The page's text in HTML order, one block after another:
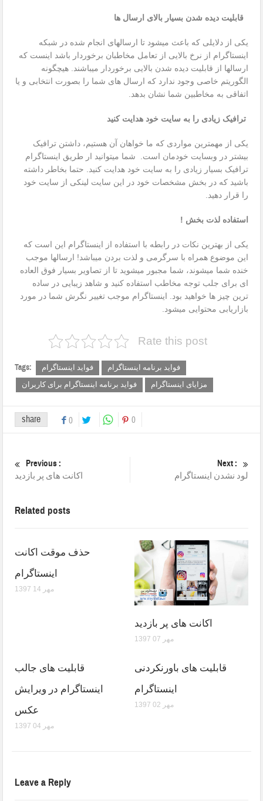
قابلیت دیده شدن بسیار بالای ارسال ها
یکی از دلایلی که باعث میشود تا ارسالهای انجام شده در شبکه
اینستاگرام از نرخ بالایی از تعامل مخاطبان برخوردار باشد اینست که
ارسالها از قابلیت دیده شدن بالایی برخوردار میباشند. هیچگونه
الگوریتم خاصی وجود ندارد که ارسال های شما را بصورت انتخابی و یا
اتفاقی به مخاطبین شما نشان بدهد.
ترافیک زیادی را به سایت خود هدایت کنید
یکی از مهمترین مواردی که ما خواهان آن هستیم، داشتن ترافیک
بیشتر در وبسایت خودمان است. شما میتوانید ار طریق اینستاگرام
ترافیک بسیار زیادی را به سایت خود هدایت کنید. حتما بخاطر داشته
باشید که در بخش مشخصات خود در این سایت لینکی از سایت خود
را قرار دهید.
استفاده لذت بخش !
یکی از بهترین نکات در رابطه با استفاده از اینستاگرام این است که
این موضوع همراه با سرگرمی و لذت بردن میباشد! ارسالها موجب
خنده شما میشوند، شما مجبور میشوید تا از تصاویر بسیار فوق العاده
ای برای جلب توجه مخاطب استفاده کنید و شاهد زیبایی در ساده
ترین چیز ها خواهید بود. اینستاگرام موجب تغییر نگرش شما در مورد
بازاریابی محتوایی میشود.
Rate this post
Tags: فواید اینستاگرام
فواید برنامه اینستاگرام
فواید برنامه اینستاگرام برای کاربران
مزایای اینستاگرام
share 0 0
Previous :
اکانت های پر بازدید
Next :
لود نشدن اینستاگرام
Related posts
حذف موقت اکانت
اینستاگرام
1397 مهر 14
اکانت های پر بازدید
1397 مهر 07
قابلیت های جالب
اینستاگرام در ویرایش
عکس
1397 مهر 04
قابلیت های باورنکردنی
اینستاگرام
1397 مهر 02
Leave a Reply